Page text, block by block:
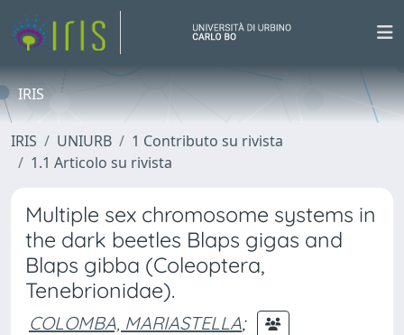
IRIS
IRIS UNIURB
1 Contributo su rivista
1.1 Articolo su rivista
Multiple sex chromosome systems in
the dark beetles Blaps gigas and
Blaps gibba (Coleoptera,
Tenebrionidae).
COLOMBA, MARIASTELLA;